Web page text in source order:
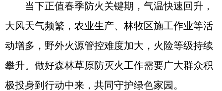
当下正值春季防火关键期，气温快速回升，
大风天气频繁，农业生产、林牧区施工作业等活
动增多，野外火源管控难度加大，火险等级持续
攀升。做好森林草原防灭火工作需要广大群众积
极投身到行动中来，共同守护绿色家园。